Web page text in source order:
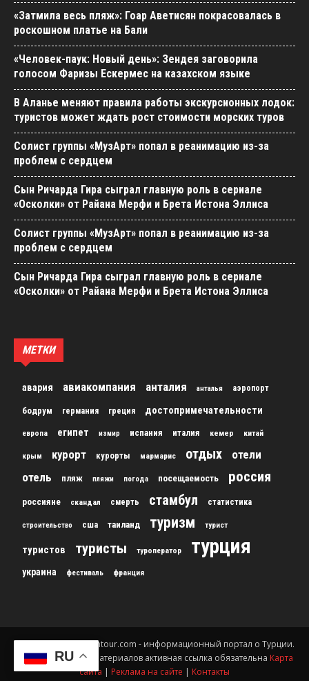
«Затмила весь пляж»: Гоар Аветисян покрасовалась в
роскошном платье на Бали
«Человек-паук: Новый день»: Зендея заговорила
голосом Фаризы Ескермес на казахском языке
В Аланье меняют правила работы экскурсионных лодок:
туристов может ждать рост стоимости морских туров
Солист группы «МузАрт» попал в реанимацию из-за
проблем с сердцем
Сын Ричарда Гира сыграл главную роль в сериале
«Осколки» от Райана Мерфи и Брета Истона Эллиса
Солист группы «МузАрт» попал в реанимацию из-за
проблем с сердцем
Сын Ричарда Гира сыграл главную роль в сериале
«Осколки» от Райана Мерфи и Брета Истона Эллиса
МЕТКИ
авария авиакомпания анталия анталья аэропорт
бодрум германия греция достопримечательности
европа египет измир испания италия кемер китай
крым курорт курорты мармарис отдых
отели
отель
пляж пляжи погода посещаемость россия
россияне скандал смерть стамбул статистика
строительство сша таиланд туризм турист
туристов туристы туроператор турция
украина фестиваль франция
© 2012-2024 gursesintour.com - информационный портал о Турции.
При копировании материалов активная ссылка обязательна Карта
сайта | Реклама на сайте | Контакты
RU